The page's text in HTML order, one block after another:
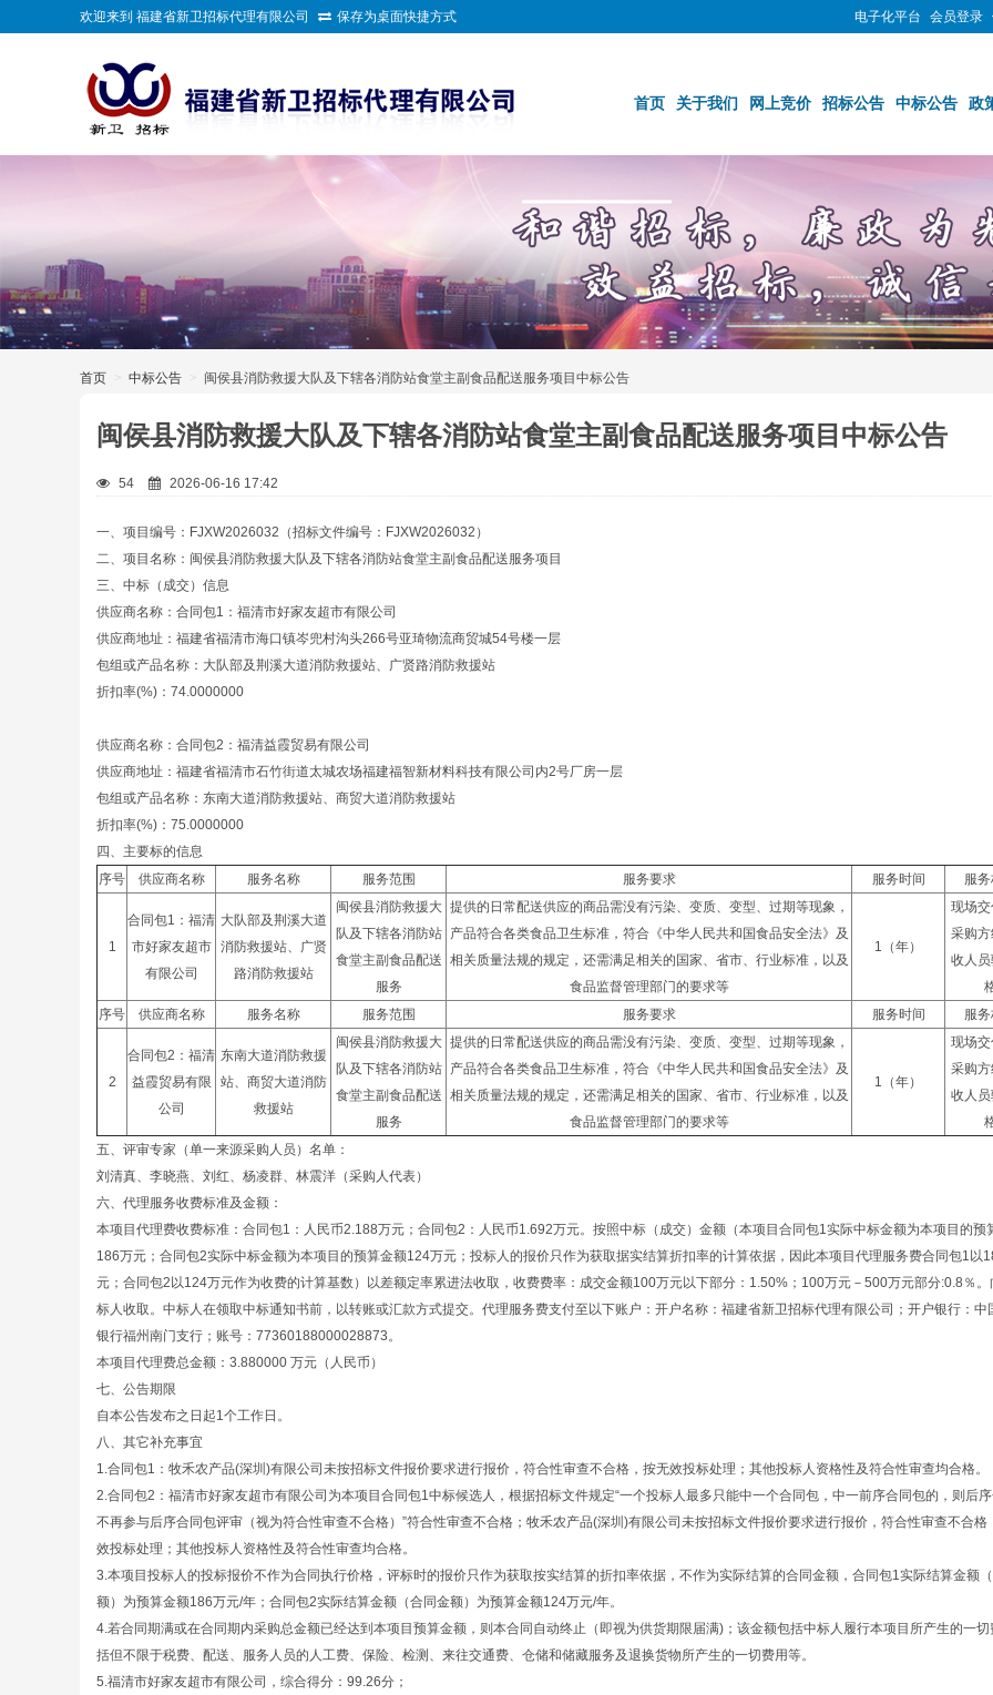
电子化平台 会员登录
欢迎来到 福建省新卫招标代理有限公司 保存为桌面快捷方式
首页 关于我们 网上竞价 招标公告 中标公告 政
首页 > 中标公告 > 闽侯县消防救援大队及下辖各消防站食堂主副食品配送服务项目中标公告
闽侯县消防救援大队及下辖各消防站食堂主副食品配送服务项目中标公告
54 2026-06-16 17:42
一、项目编号：FJXW2026032（招标文件编号：FJXW2026032）
二、项目名称：闽侯县消防救援大队及下辖各消防站食堂主副食品配送服务项目
三、中标（成交）信息
供应商名称：合同包1：福清市好家友超市有限公司
供应商地址：福建省福清市海口镇岑兜村沟头266号亚琦物流商贸城54号楼一层
包组或产品名称：大队部及荆溪大道消防救援站、广贤路消防救援站
折扣率(%)：74.0000000
供应商名称：合同包2：福清益霞贸易有限公司
供应商地址：福建省福清市石竹街道太城农场福建福智新材料科技有限公司内2号厂房一层
包组或产品名称：东南大道消防救援站、商贸大道消防救援站
折扣率(%)：75.0000000
四、主要标的信息
序号
供应商名称 服务名称 服务范围 服务要求 服务时间 服
1
合同包1：福清
市好家友超市
有限公司
大队部及荆溪大道
消防救援站、广贤
路消防救援站
闽侯县消防救援大
队及下辖各消防站
食堂主副食品配送
服务
提供的日常配送供应的商品需没有污染、变质、变型、过期等现象，
产品符合各类食品卫生标准，符合《中华人民共和国食品安全法》及
相关质量法规的规定，还需满足相关的国家、省市、行业标准，以及
食品监督管理部门的要求等
1（年）
现场
采购
收人
序号
供应商名称 服务名称 服务范围 服务要求 服务时间 服
2
合同包2：福清
益霞贸易有限
公司
东南大道消防救援
站、商贸大道消防
救援站
闽侯县消防救援大
队及下辖各消防站
食堂主副食品配送
服务
提供的日常配送供应的商品需没有污染、变质、变型、过期等现象，
产品符合各类食品卫生标准，符合《中华人民共和国食品安全法》及
相关质量法规的规定，还需满足相关的国家、省市、行业标准，以及
食品监督管理部门的要求等
1（年）
现场
采购
收人
五、评审专家（单一来源采购人员）名单：
刘清真、李晓燕、刘红、杨凌群、林震洋（采购人代表）
六、代理服务收费标准及金额：
本项目代理费收费标准：合同包1：人民币2.188万元；合同包2：人民币1.692万元。按照中标（成交）金额（本项目合同包1实际中标金额为本项目的预
186万元；合同包2实际中标金额为本项目的预算金额124万元；投标人的报价只作为获取据实结算折扣率的计算依据，因此本项目代理服务费合同包1以
元；合同包2以124万元作为收费的计算基数）以差额定率累进法收取，收费费率：成交金额100万元以下部分：1.50%；100万元－500万元部分:0.8％。
标人收取。中标人在领取中标通知书前，以转账或汇款方式提交。代理服务费支付至以下账户：开户名称：福建省新卫招标代理有限公司；开户银行：中
银行福州南门支行；账号：77360188000028873。
本项目代理费总金额：3.880000 万元（人民币）
七、公告期限
自本公告发布之日起1个工作日。
八、其它补充事宜
1.合同包1：牧禾农产品(深圳)有限公司未按招标文件报价要求进行报价，符合性审查不合格，按无效投标处理；其他投标人资格性及符合性审查均合格。
2.合同包2：福清市好家友超市有限公司为本项目合同包1中标候选人，根据招标文件规定“一个投标人最多只能中一个合同包，中一前序合同包的，则后
不再参与后序合同包评审（视为符合性审查不合格）”符合性审查不合格；牧禾农产品(深圳)有限公司未按招标文件报价要求进行报价，符合性审查不合格
效投标处理；其他投标人资格性及符合性审查均合格。
3.本项目投标人的投标报价不作为合同执行价格，评标时的报价只作为获取按实结算的折扣率依据，不作为实际结算的合同金额，合同包1实际结算金额
额）为预算金额186万元/年；合同包2实际结算金额（合同金额）为预算金额124万元/年。
4.若合同期满或在合同期内采购总金额已经达到本项目预算金额，则本合同自动终止（即视为供货期限届满)；该金额包括中标人履行本项目所产生的一切
括但不限于税费、配送、服务人员的人工费、保险、检测、来往交通费、仓储和储藏服务及退换货物所产生的一切费用等。
5.福清市好家友超市有限公司，综合得分：99.26分；